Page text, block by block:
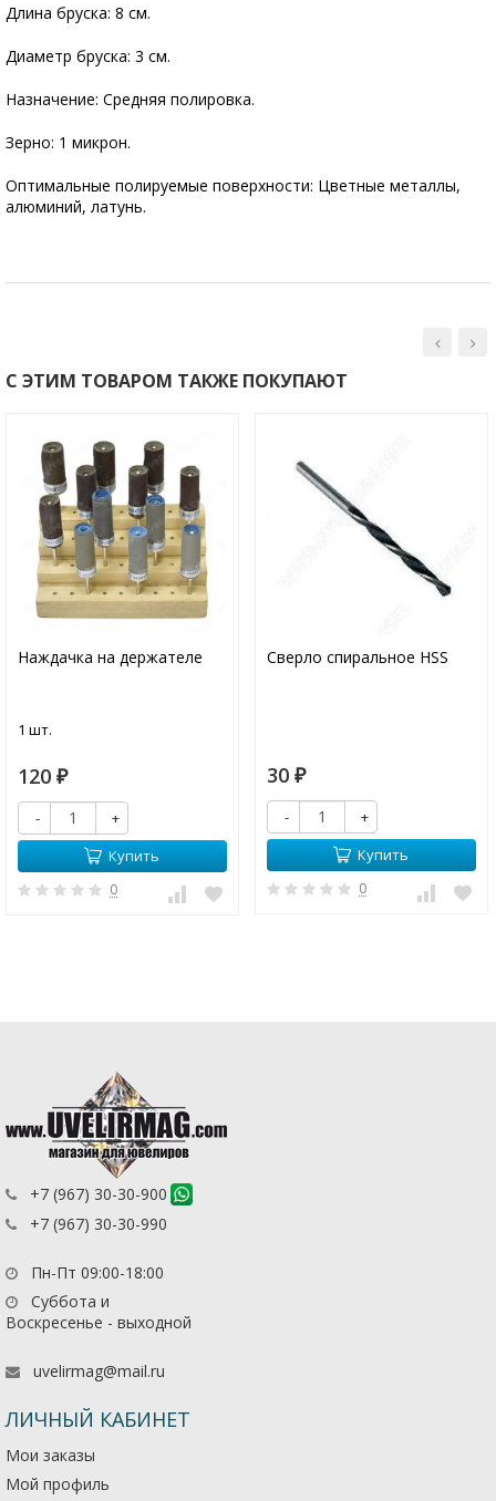
Длина бруска: 8 см.
Диаметр бруска: 3 см.
Назначение: Средняя полировка.
Зерно: 1 микрон.
Оптимальные полируемые поверхности: Цветные металлы,
алюминий, латунь.
С ЭТИМ ТОВАРОМ ТАКЖЕ ПОКУПАЮТ
Наждачка на держателе
1 шт.
120 ₽
-
+
Купить
0
Сверло спиральное HSS
30 ₽
-
+
Купить
0
+7 (967) 30-30-900
+7 (967) 30-30-990
Пн-Пт 09:00-18:00
Суббота и
Воскресенье - выходной
uvelirmag@mail.ru
ЛИЧНЫЙ КАБИНЕТ
Мои заказы
Мой профиль